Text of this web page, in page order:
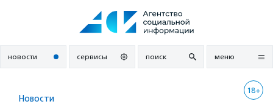
новости сервисы поиск меню
18+
Новости